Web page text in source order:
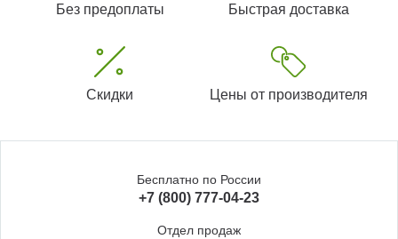
Без предоплаты Быстрая доставка
Скидки Цены от производителя
Бесплатно по России
+7 (800) 777-04-23
Отдел продаж